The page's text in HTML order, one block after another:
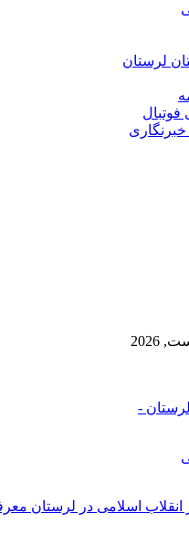
لرستان
خبرنگاری
لرستان -
انقلاب اسلامی در لرستان